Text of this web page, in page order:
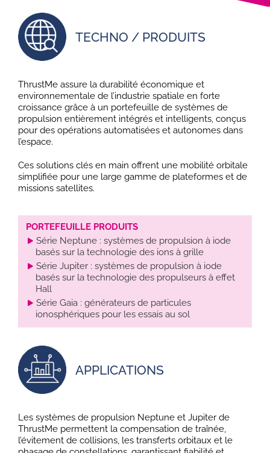
TECHNO / PRODUITS
ThrustMe assure la durabilité économique et
environnementale de l’industrie spatiale en forte
croissance grâce à un portefeuille de systèmes de
propulsion entièrement intégrés et intelligents, conçus
pour des opérations automatisées et autonomes dans
l’espace.
Ces solutions clés en main offrent une mobilité orbitale
simplifiée pour une large gamme de plateformes et de
missions satellites.
PORTEFEUILLE PRODUITS
Série Neptune : systèmes de propulsion à iode
basés sur la technologie des ions à grille
Série Jupiter : systèmes de propulsion à iode
basés sur la technologie des propulseurs à effet
Hall
Série Gaia : générateurs de particules
ionosphériques pour les essais au sol
APPLICATIONS
Les systèmes de propulsion Neptune et Jupiter de
ThrustMe permettent la compensation de traînée,
l’évitement de collisions, les transferts orbitaux et le